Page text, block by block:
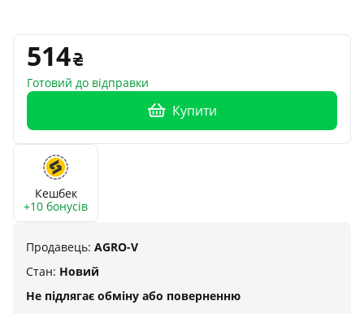
514
Готовий до відправки
Купити
Кешбек
+10 бонусів
Продавець: AGRO-V
Стан: Новий
Не підлягає обміну або поверненню